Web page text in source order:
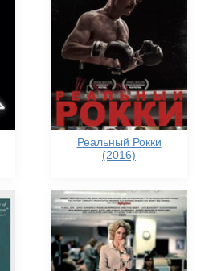
Реальный Рокки
(2016)